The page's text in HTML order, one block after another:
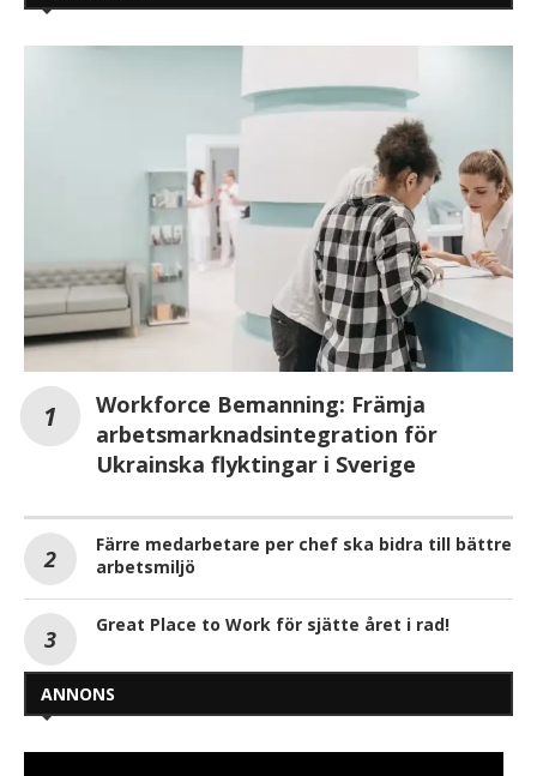
Workforce Bemanning: Främja
arbetsmarknadsintegration för
Ukrainska flyktingar i Sverige
Färre medarbetare per chef ska bidra till bättre
arbetsmiljö
Great Place to Work för sjätte året i rad!
ANNONS